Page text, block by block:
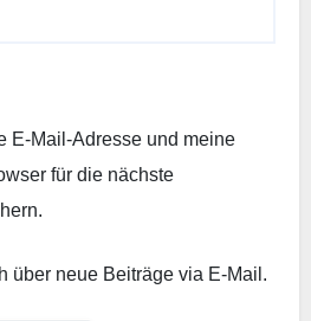
E-Mail-Adresse und meine
für die nächste
über neue Beiträge via E-Mail.